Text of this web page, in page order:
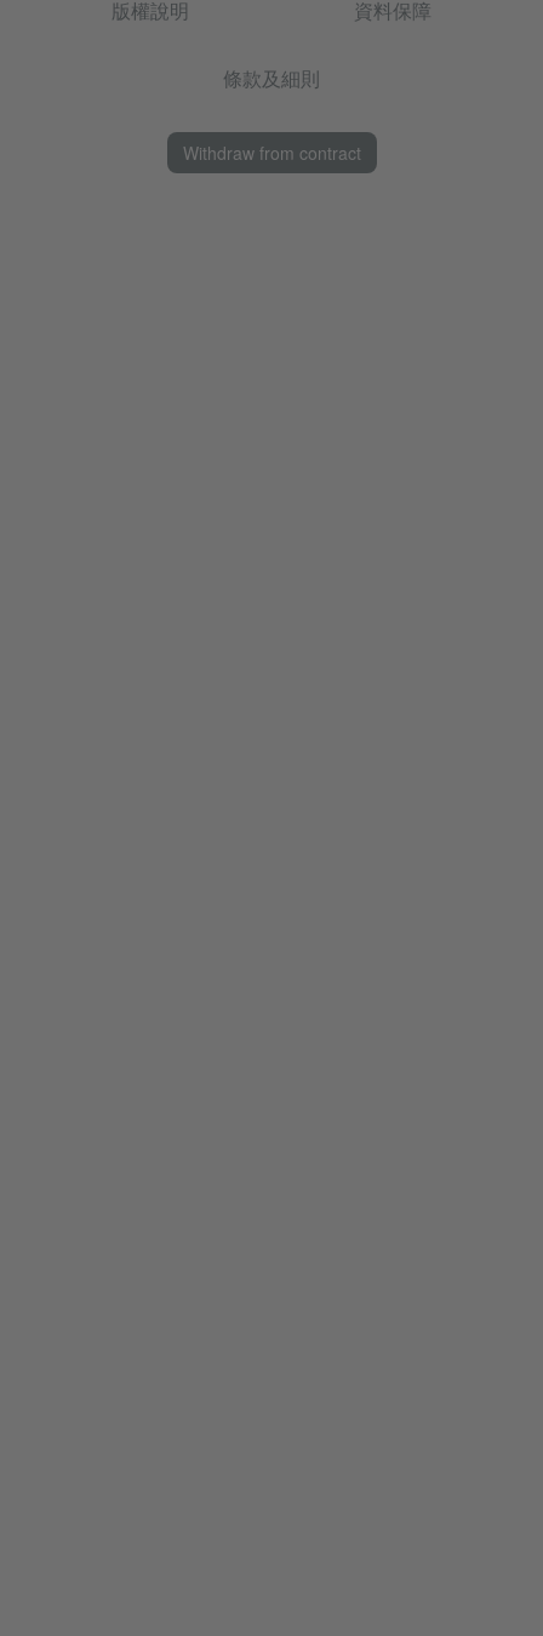
版權說明 資料保障
條款及細則
Withdraw from contract